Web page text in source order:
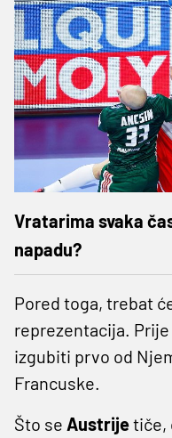
Vratarima svaka
napadu?
Pored toga, trebat
reprezentacija. Prije
izgubiti prvo od
Francuske.
Što se Austrijetiče,